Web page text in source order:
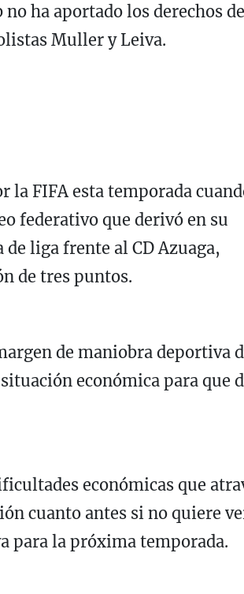
ha aportado los derechos de
Muller y Leiva.
la FIFA esta temporada
federativo que derivó en su
liga frente al CD Azuaga,
de tres puntos.
de maniobra deportiva
económica para que
económicas que
cuanto antes si no quiere
para la próxima temporada.